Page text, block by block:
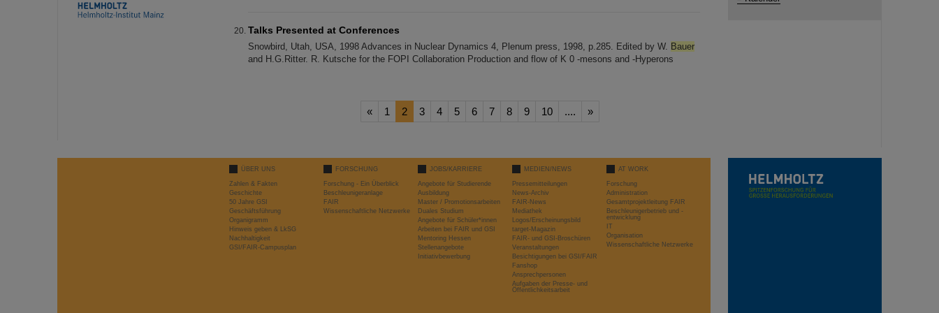
Talks Presented at Conferences
Snowbird, Utah, USA, 1998 Advances in Nuclear Dynamics 4, Plenum press, 1998, p.285. Edited by W. Bauer
and H.G.Ritter. R. Kutsche for the FOPI Collaboration Production and flow of K 0 -mesons and -Hyperons
« 1 2 3 4 5 6 7 8 9 10 .... »
ÜBER UNS
Zahlen & Fakten
Geschichte
50 Jahre GSI
Geschäftsführung
Organigramm
Hinweis geben & LkSG
Nachhaltigkeit
GSI/FAIR-Campusplan
FORSCHUNG
Forschung - Ein Überblick
Beschleunigeranlage
FAIR
Wissenschaftliche Netzwerke
JOBS/KARRIERE
Angebote für Studierende
Ausbildung
Master / Promotionsarbeiten
Duales Studium
Angebote für Schüler*innen
Arbeiten bei FAIR und GSI
Mentoring Hessen
Stellenangebote
Initiativbewerbung
MEDIEN/NEWS
Pressemitteilungen
News-Archiv
FAIR-News
Mediathek
Logos/Erscheinungsbild
target-Magazin
FAIR- und GSI-Broschüren
Veranstaltungen
Besichtigungen bei GSI/FAIR
Fanshop
Ansprechpersonen
Aufgaben der Presse- und
Öffentlichkeitsarbeit
AT WORK
Forschung
Administration
Gesamtprojektleitung FAIR
Beschleunigerbetrieb und -
entwicklung
IT
Organisation
Wissenschaftliche Netzwerke